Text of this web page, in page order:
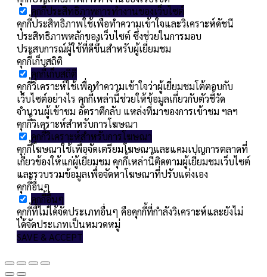
คุกกี้ประสิทธิภาพการทำงานของเว็บไซต์
คุกกี้ประสิทธิภาพใช้เพื่อทำความเข้าใจและวิเคราะห์ดัชนี
ประสิทธิภาพหลักของเว็บไซต์ ซึ่งช่วยในการมอบ
ประสบการณ์ผู้ใช้ที่ดีขึ้นสำหรับผู้เยี่ยมชม
คุกกี้เก็บสถิติ
คุกกี้เก็บสถิติ
คุกกี้วิเคราะห์ใช้เพื่อทำความเข้าใจว่าผู้เยี่ยมชมโต้ตอบกับ
เว็บไซต์อย่างไร คุกกี้เหล่านี้ช่วยให้ข้อมูลเกี่ยวกับตัวชี้วัด
จำนวนผู้เข้าชม อัตราตีกลับ แหล่งที่มาของการเข้าชม ฯลฯ
คุกกี้วิเคราะห์สำหรับการโฆษณา
คุกกี้วิเคราะห์สำหรับการโฆษณา
คุกกี้โฆษณาใช้เพื่อจัดเตรียมโฆษณาและแคมเปญการตลาดที่
เกี่ยวข้องให้แก่ผู้เยี่ยมชม คุกกี้เหล่านี้ติดตามผู้เยี่ยมชมเว็บไซต์
และรวบรวมข้อมูลเพื่อจัดหาโฆษณาที่ปรับแต่งเอง
คุกกี้อื่นๆ
คุกกี้อื่นๆ
คุกกี้ที่ไม่ได้จัดประเภทอื่นๆ คือคุกกี้ที่กำลังวิเคราะห์และยังไม่
ได้จัดประเภทเป็นหมวดหมู่
SAVE & ACCEPT